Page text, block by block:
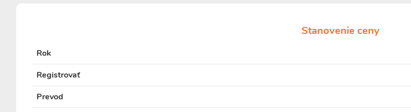
Stanovenie ceny
Rok
Registrovať
Prevod